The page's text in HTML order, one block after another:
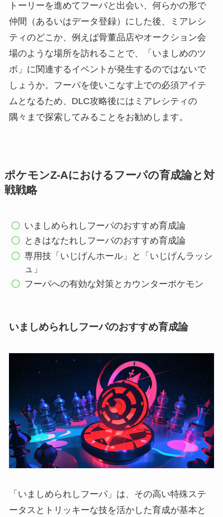
トーリーを進めてフーパと出会い、何らかの形で
仲間（あるいはデータ登録）にした後、ミアレシ
ティのどこか、例えば骨董品店やオークション会
場のような場所を訪れることで、「いましめのツ
ボ」に関連するイベントが発生するのではないで
しょうか。フーパを使いこなす上での必須アイテ
ムとなるため、DLC攻略後にはミアレシティの
隅々まで探索してみることをお勧めします。
ポケモンZ-Aにおけるフーパの育成論と対
戦戦略
いましめられしフーパのおすすめ育成論
ときはなたれしフーパのおすすめ育成論
専用技「いじげんホール」と「いじげんラッシ
ュ」
フーパへの有効な対策とカウンターポケモン
いましめられしフーパのおすすめ育成論
「いましめられしフーパ」は、その高い特殊ステ
ータスとトリッキーな技を活かした育成が基本と